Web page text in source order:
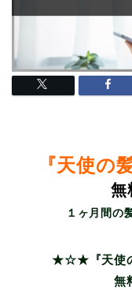
『天使の
無
１ヶ月間の
★☆★『天使
無